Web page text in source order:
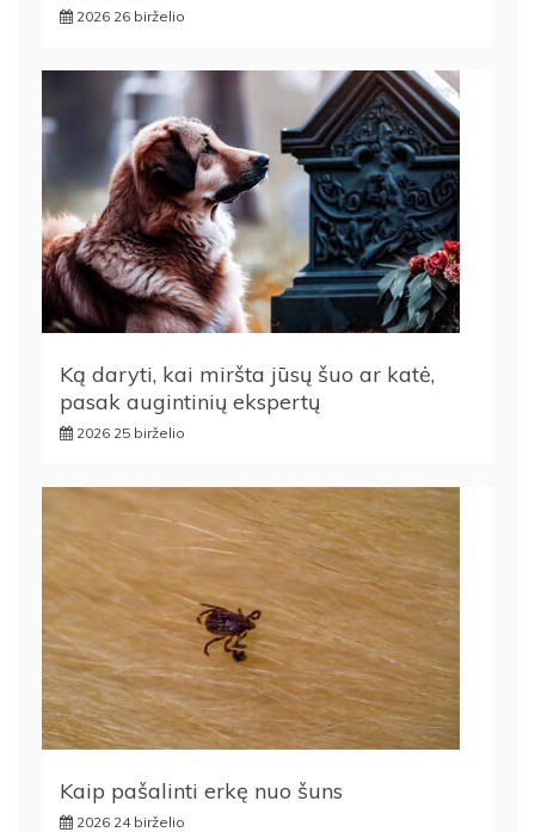
2026 26 birželio
Ką daryti, kai miršta jūsų šuo ar katė,
pasak augintinių ekspertų
2026 25 birželio
Kaip pašalinti erkę nuo šuns
2026 24 birželio